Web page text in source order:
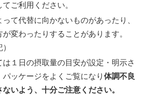
ご利用ください。
て代替に向かないものがあったり、
変わったりすることがあります。
は１日の摂取量の目安が設定・明示さ
パッケージをよくご覧になり体調不良
いよう、十分ご注意ください。